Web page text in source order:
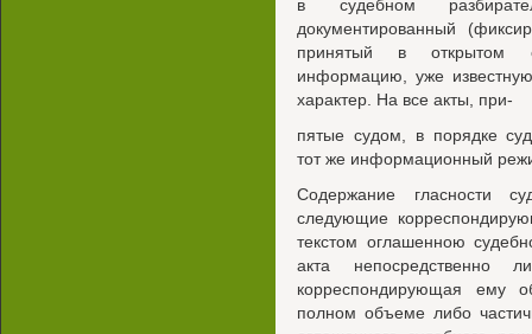
в судебном
документированный
принятый в открытом
информацию, уже
характер. На все акты, при-
пятые судом, в порядке
тот же информационный
Содержание гласности
следующие
текстом оглашенною
акта непосредственно
корреспондирующая ему
полном объеме либо